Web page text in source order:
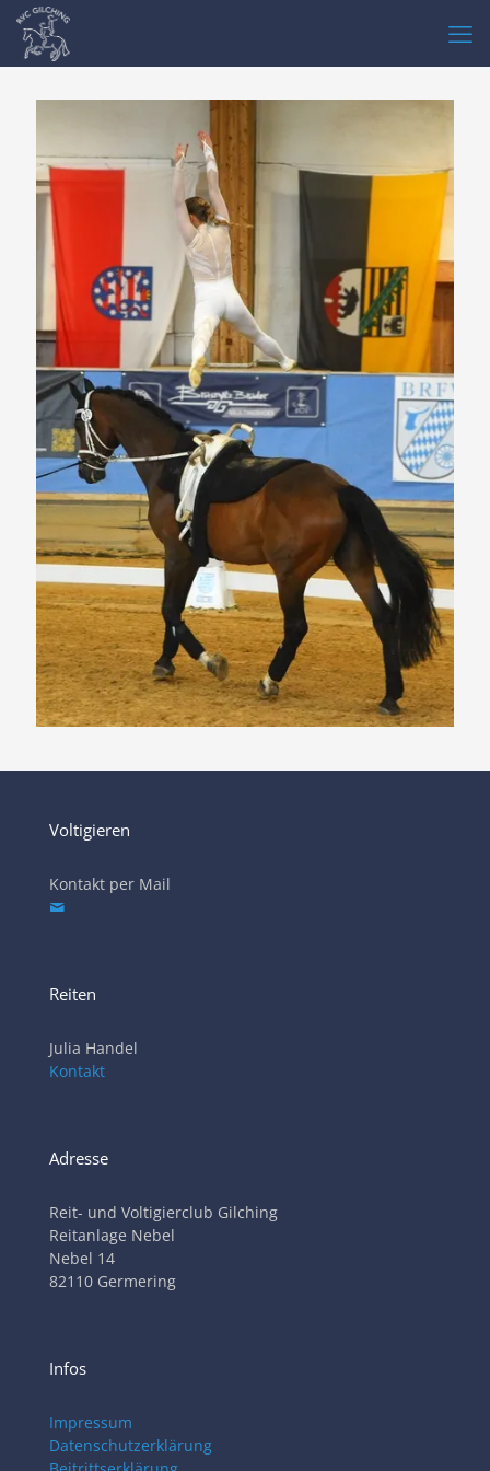
Voltigieren
Kontakt per Mail
Reiten
Julia Handel
Kontakt
Adresse
Reit- und Voltigierclub Gilching
Reitanlage Nebel
Nebel 14
82110 Germering
Infos
Impressum
Datenschutzerklärung